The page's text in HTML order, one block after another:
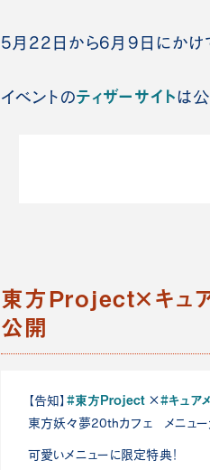
5月22日から6月9日にかけて
イベントのティザーサイトは
東方Project×キュ
公開
【告知】 #東方Project×#キュア
東方妖々夢20thカフェ メニュー
可愛いメニューに限定特典！